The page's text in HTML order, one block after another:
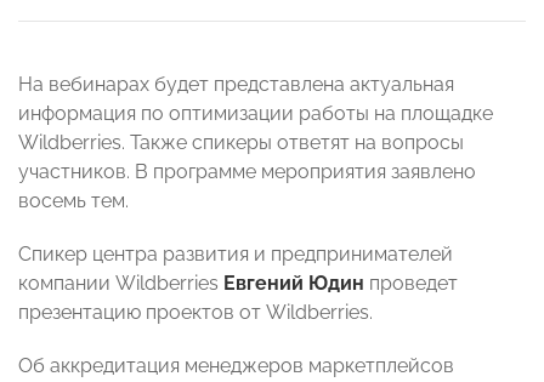
На вебинарах будет представлена актуальная
информация по оптимизации работы на площадке
Wildberries. Также спикеры ответят на вопросы
участников. В программе мероприятия заявлено
восемь тем.
Спикер центра развития и предпринимателей
компании Wildberries Евгений Юдин проведет
презентацию проектов от Wildberries.
Об аккредитация менеджеров маркетплейсов